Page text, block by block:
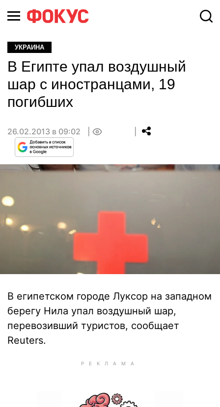
УКРАИНА
В Египте упал воздушный
шар с иностранцами, 19
погибших
26.02.2013 в 09:02
В египетском городе Луксор на западном
берегу Нила упал воздушный шар,
перевозивший туристов, сообщает
Reuters.